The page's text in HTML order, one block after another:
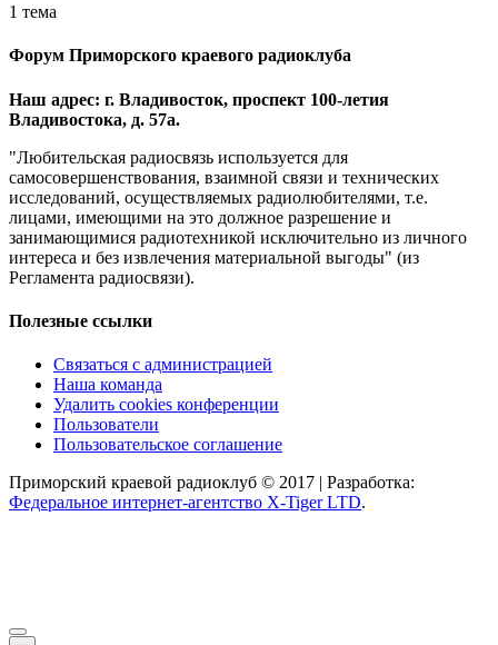
1 тема
Форум Приморского краевого радиоклуба
Наш адрес: г. Владивосток, проспект 100-летия
Владивостока, д. 57а.
"Любительская радиосвязь используется для
самосовершенствования, взаимной связи и технических
исследований, осуществляемых радиолюбителями, т.е.
лицами, имеющими на это должное разрешение и
занимающимися радиотехникой исключительно из личного
интереса и без извлечения материальной выгоды" (из
Регламента радиосвязи).
Полезные ссылки
Связаться с администрацией
Наша команда
Удалить cookies конференции
Пользователи
Пользовательское соглашение
Приморский краевой радиоклуб © 2017 | Разработка:
Федеральное интернет-агентство X-Tiger LTD.